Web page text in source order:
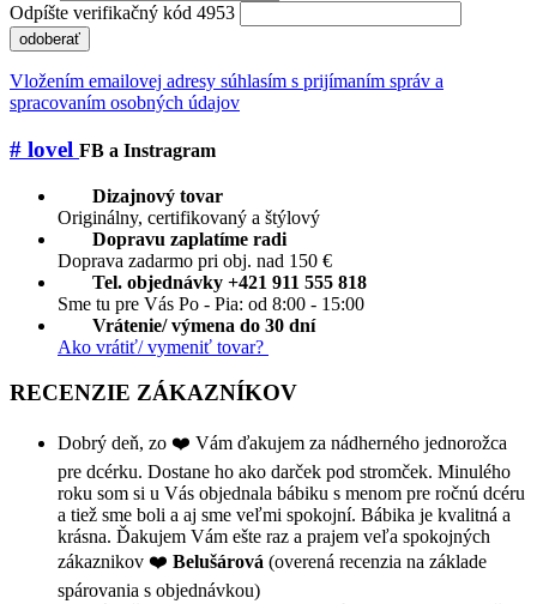
Odpíšte verifikačný kód 4953
odoberať
Vložením emailovej adresy súhlasím s prijímaním správ a
spracovaním osobných údajov
# lovel FB a Instragram
Dizajnový tovar
Originálny, certifikovaný a štýlový
Dopravu zaplatíme radi
Doprava zadarmo pri obj. nad 150 €
Tel. objednávky +421 911 555 818
Sme tu pre Vás Po - Pia: od 8:00 - 15:00
Vrátenie/ výmena do 30 dní
Ako vrátiť/ vymeniť tovar?
RECENZIE ZÁKAZNÍKOV
Dobrý deň, zo ❤️ Vám ďakujem za nádherného jednorožca
pre dcérku. Dostane ho ako darček pod stromček. Minulého
roku som si u Vás objednala bábiku s menom pre ročnú dcéru
a tiež sme boli a aj sme veľmi spokojní. Bábika je kvalitná a
krásna. Ďakujem Vám ešte raz a prajem veľa spokojných
zákaznikov ❤️ Belušárová (overená recenzia na základe
spárovania s objednávkou)